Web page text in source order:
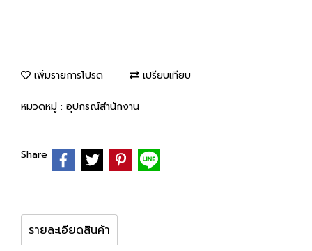
เพิ่มรายการโปรด เปรียบเทียบ
หมวดหมู่ : อุปกรณ์สำนักงาน
Share
รายละเอียดสินค้า